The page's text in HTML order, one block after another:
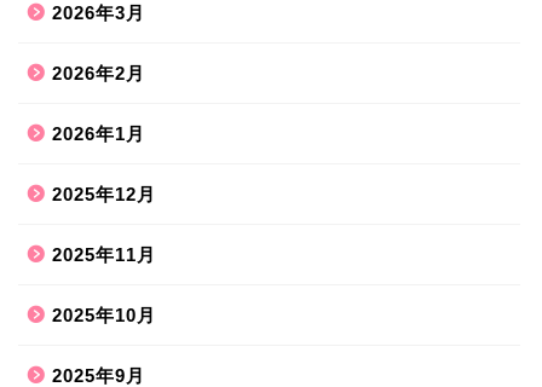
2026年3月
2026年2月
2026年1月
2025年12月
2025年11月
2025年10月
2025年9月